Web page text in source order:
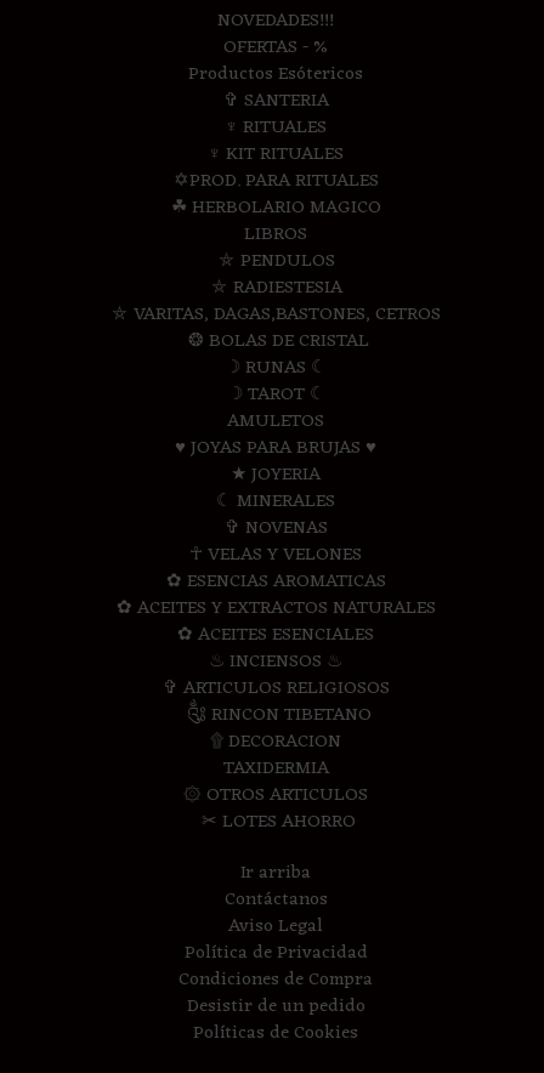
NOVEDADES!!!
OFERTAS - %
Productos Esótericos
✞ SANTERIA
♆ RITUALES
♆ KIT RITUALES
✡PROD. PARA RITUALES
☘ HERBOLARIO MAGICO
LIBROS
⛤ PENDULOS
⛤ RADIESTESIA
⛤ VARITAS, DAGAS,BASTONES, CETROS
❂ BOLAS DE CRISTAL
☽ RUNAS ☾
☽ TAROT ☾
AMULETOS
♥ JOYAS PARA BRUJAS ♥
★ JOYERIA
☾ MINERALES
✞ NOVENAS
☥ VELAS Y VELONES
✿ ESENCIAS AROMATICAS
✿ ACEITES Y EXTRACTOS NATURALES
✿ ACEITES ESENCIALES
♨ INCIENSOS ♨
✞ ARTICULOS RELIGIOSOS
༃ RINCON TIBETANO
۩ DECORACION
TAXIDERMIA
۞ OTROS ARTICULOS
✂ LOTES AHORRO
Ir arriba
Contáctanos
Aviso Legal
Política de Privacidad
Condiciones de Compra
Desistir de un pedido
Políticas de Cookies